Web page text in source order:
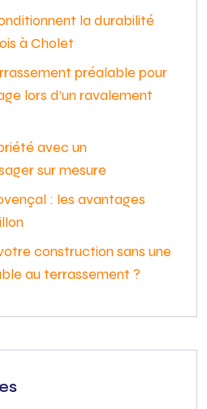
la durabilité
à Cholet
préalable pour
lors d’un ravalement
avec un
sur mesure
: les avantages
construction sans une
au terrassement ?